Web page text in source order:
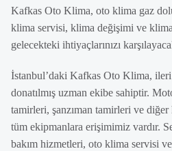
Kafkas Oto Klima, oto klima gaz
klima servisi, klima değişimi ve
gelecekteki ihtiyaçlarınızı
İstanbul’daki Kafkas Oto Klima,
donatılmış uzman ekibe sahiptir.
tamirleri, şanzıman tamirleri ve
tüm ekipmanlara erişimimiz vardır.
bakım hizmetleri, oto klima servisi